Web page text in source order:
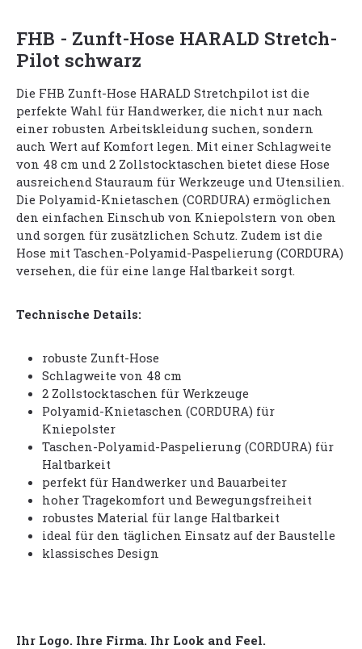
FHB - Zunft-Hose HARALD Stretch-
Pilot schwarz
Die FHB Zunft-Hose HARALD Stretchpilot ist die
perfekte Wahl für Handwerker, die nicht nur nach
einer robusten Arbeitskleidung suchen, sondern
auch Wert auf Komfort legen. Mit einer Schlagweite
von 48 cm und 2 Zollstocktaschen bietet diese Hose
ausreichend Stauraum für Werkzeuge und Utensilien.
Die Polyamid-Knietaschen (CORDURA) ermöglichen
den einfachen Einschub von Kniepolstern von oben
und sorgen für zusätzlichen Schutz. Zudem ist die
Hose mit Taschen-Polyamid-Paspelierung (CORDURA)
versehen, die für eine lange Haltbarkeit sorgt.
Technische Details:
robuste Zunft-Hose
Schlagweite von 48 cm
2 Zollstocktaschen für Werkzeuge
Polyamid-Knietaschen (CORDURA) für
Kniepolster
Taschen-Polyamid-Paspelierung (CORDURA) für
Haltbarkeit
perfekt für Handwerker und Bauarbeiter
hoher Tragekomfort und Bewegungsfreiheit
robustes Material für lange Haltbarkeit
ideal für den täglichen Einsatz auf der Baustelle
klassisches Design
Ihr Logo. Ihre Firma. Ihr Look and Feel.